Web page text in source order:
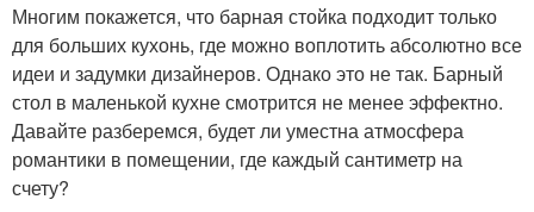
Многим покажется, что барная стойка подходит только
для больших кухонь, где можно воплотить абсолютно все
идеи и задумки дизайнеров. Однако это не так. Барный
стол в маленькой кухне смотрится не менее эффектно.
Давайте разберемся, будет ли уместна атмосфера
романтики в помещении, где каждый сантиметр на
счету?